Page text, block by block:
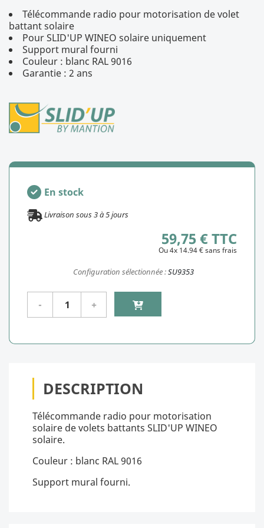
Télécommande radio pour motorisation de volet
battant solaire
Pour SLID'UP WINEO solaire uniquement
Support mural fourni
Couleur : blanc RAL 9016
Garantie : 2 ans
En stock
Livraison sous3à5jours
59,75 € TTC
Ou 4x 14.94 € sans frais
Configuration sélectionnée :SU9353
DESCRIPTION
Télécommande radio pour motorisation
solaire de volets battants SLID'UP WINEO
solaire.
Couleur : blanc RAL 9016
Support mural fourni.